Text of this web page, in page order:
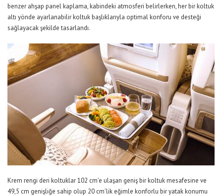
benzer ahşap panel kaplama, kabindeki atmosferi belirlerken, her bir koltuk
altı yönde ayarlanabilir koltuk başlıklarıyla optimal konforu ve desteği
sağlayacak şekilde tasarlandı.
Krem rengi deri koltuklar 102 cm’e ulaşan geniş bir koltuk mesafesine ve
49,5 cm genişliğe sahip olup 20 cm’lik eğimle konforlu bir yatak konumu